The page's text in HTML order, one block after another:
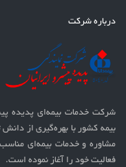
درباره شرکت
شرکت خدمات بيمه‌ای پدیده
بیمه کشور با بهره‌گيری از
مشاوره و خدمات بیمه‌ای مناسب
فعالیت خود را آغاز نموده است.